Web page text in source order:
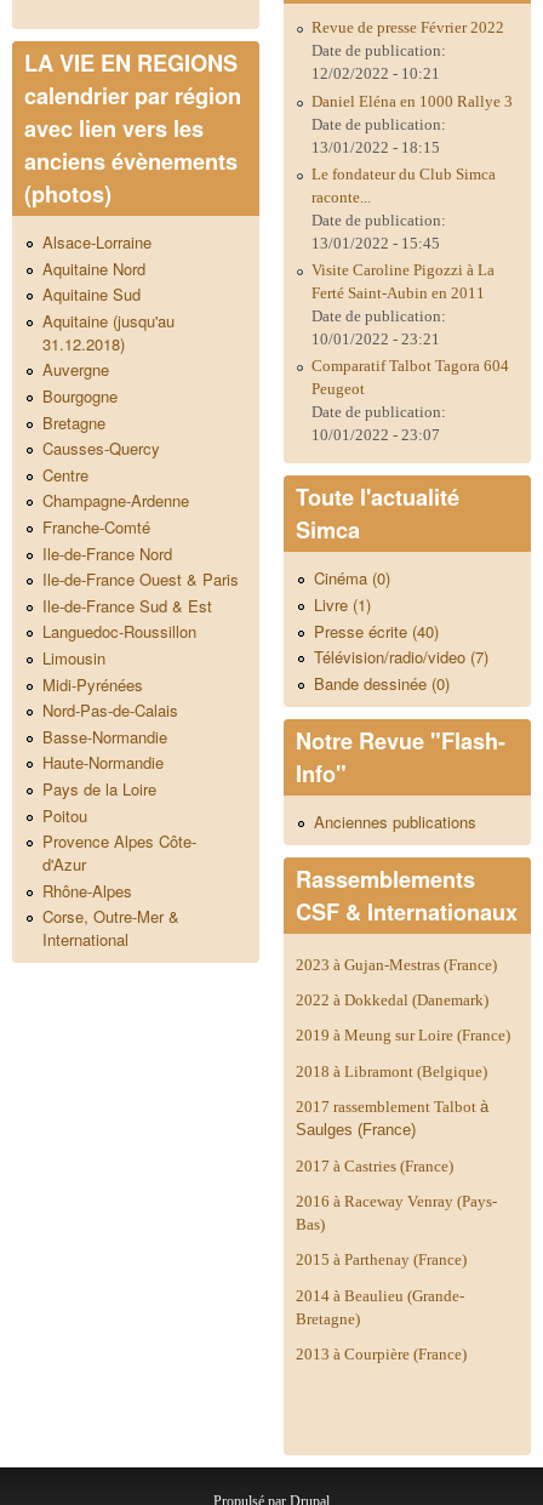
LA VIE EN REGIONS
calendrier par région
avec lien vers les
anciens évènements
(photos)
Alsace-Lorraine
Aquitaine Nord
Aquitaine Sud
Aquitaine (jusqu'au
31.12.2018)
Auvergne
Bourgogne
Bretagne
Causses-Quercy
Centre
Champagne-Ardenne
Franche-Comté
Ile-de-France Nord
Ile-de-France Ouest & Paris
Ile-de-France Sud & Est
Languedoc-Roussillon
Limousin
Midi-Pyrénées
Nord-Pas-de-Calais
Basse-Normandie
Haute-Normandie
Pays de la Loire
Poitou
Provence Alpes Côte-
d'Azur
Rhône-Alpes
Corse, Outre-Mer &
International
Revue de presse Février 2022
Date de publication:
12/02/2022 - 10:21
Daniel Eléna en 1000 Rallye 3
Date de publication:
13/01/2022 - 18:15
Le fondateur du Club Simca
raconte...
Date de publication:
13/01/2022 - 15:45
Visite Caroline Pigozzi à La
Ferté Saint-Aubin en 2011
Date de publication:
10/01/2022 - 23:21
Comparatif Talbot Tagora 604
Peugeot
Date de publication:
10/01/2022 - 23:07
Toute l'actualité
Simca
Cinéma (0)
Livre (1)
Presse écrite (40)
Télévision/radio/video (7)
Bande dessinée (0)
Notre Revue "Flash-
Info"
Anciennes publications
Rassemblements
CSF & Internationaux
2023 à Gujan-Mestras (France)
2022 à Dokkedal (Danemark)
2019 à Meung sur Loire (France)
2018 à Libramont (Belgique)
2017 rassemblement Talbot à
Saulges (France)
2017 à Castries (France)
2016 à Raceway Venray (Pays-
Bas)
2015 à Parthenay (France)
2014 à Beaulieu (Grande-
Bretagne)
2013 à Courpière (France)
Propulsé par Drupal